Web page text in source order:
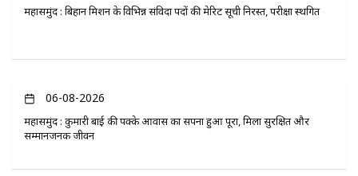
महासमुंद : बिहान मिशन के विभिन्न संविदा पदों की मेरिट सूची निरस्त, परीक्षा स्थगित
06-08-2026
महासमुंद : कुमारी बाई की पक्के आवास का सपना हुआ पूरा, मिला सुरक्षित और
सम्मानजनक जीवन